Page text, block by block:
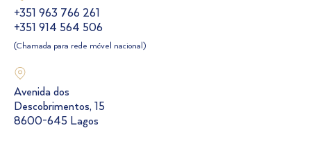
+351 963 766 261
+351 914 564 506
(Chamada para rede móvel nacional)
Avenida dos
Descobrimentos, 15
8600-645 Lagos